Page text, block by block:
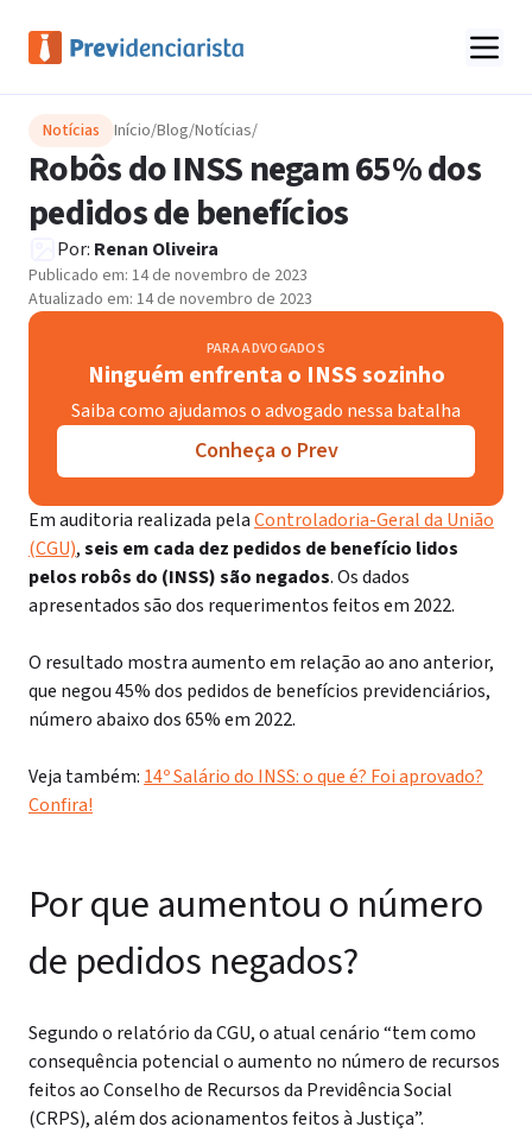
Notícias Início/Blog/Notícias/
Robôs do INSS negam 65% dos
pedidos de benefícios
Por: Renan Oliveira
Publicado em: 14 de novembro de 2023
Atualizado em: 14 de novembro de 2023
PARA ADVOGADOS
Ninguém enfrenta o INSS sozinho
Saiba como ajudamos o advogado nessa batalha
Conheça o Prev
Em auditoria realizada pelaControladoria-Geral da União
(CGU),seis em cada dez pedidos de benefício lidos
pelos robôs do (INSS) são negados. Os dados
apresentados são dos requerimentos feitos em 2022.
O resultado mostra aumento em relação ao ano anterior,
que negou 45% dos pedidos de benefícios previdenciários,
número abaixo dos 65% em 2022.
Veja também: 14º Salário do INSS: o que é? Foi aprovado?
Confira!
Por que aumentou o número
de pedidos negados?
Segundo o relatório da CGU, o atual cenário “tem como
consequência potencial o aumento no número de recursos
feitos ao Conselho de Recursos da Previdência Social
(CRPS), além dos acionamentos feitos à Justiça”.